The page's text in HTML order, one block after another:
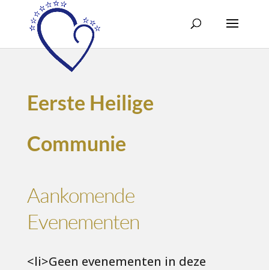
Eerste Heilige
Communie
Aankomende
Evenementen
<li>Geen evenementen in deze